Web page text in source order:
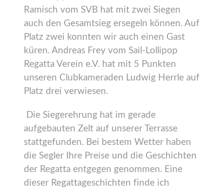
Ramisch vom SVB hat mit zwei Siegen
auch den Gesamtsieg ersegeln können. Auf
Platz zwei konnten wir auch einen Gast
küren. Andreas Frey vom Sail-Lollipop
Regatta Verein e.V. hat mit 5 Punkten
unseren Clubkameraden Ludwig Herrle auf
Platz drei verwiesen.
Die Siegerehrung hat im gerade
aufgebauten Zelt auf unserer Terrasse
stattgefunden. Bei bestem Wetter haben
die Segler Ihre Preise und die Geschichten
der Regatta entgegen genommen. Eine
dieser Regattageschichten finde ich